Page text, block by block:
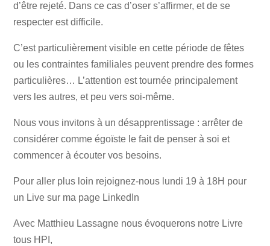
d’être rejeté. Dans ce cas d’oser s’affirmer, et de se
respecter est difficile.
C’est particulièrement visible en cette période de fêtes
ou les contraintes familiales peuvent prendre des formes
particulières… L’attention est tournée principalement
vers les autres, et peu vers soi-même.
Nous vous invitons à un désapprentissage : arrêter de
considérer comme égoïste le fait de penser à soi et
commencer à écouter vos besoins.
Pour aller plus loin rejoignez-nous lundi 19 à 18H pour
un Live sur ma page LinkedIn
Avec Matthieu Lassagne nous évoquerons notre Livre
tous HPI,